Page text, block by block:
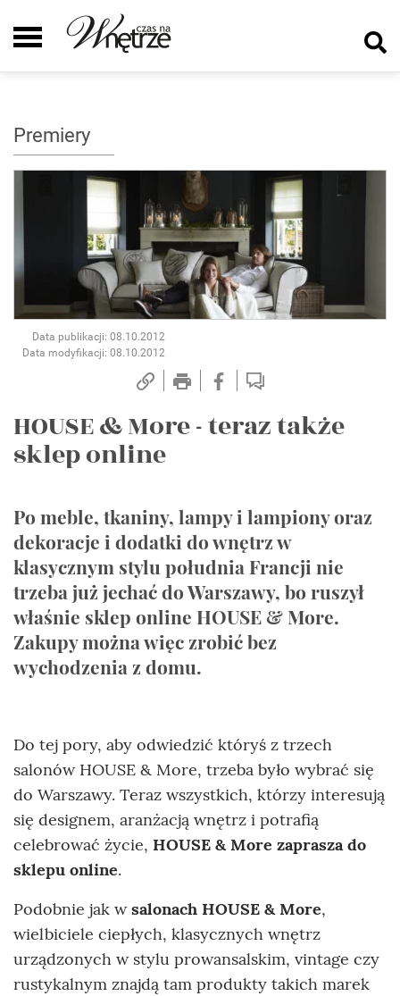
Premiery
Data publikacji: 08.10.2012
Data modyfikacji: 08.10.2012
HOUSE & More - teraz także
sklep online
Po meble, tkaniny, lampy i lampiony oraz
dekoracje i dodatki do wnętrz w
klasycznym stylu południa Francji nie
trzeba już jechać do Warszawy, bo ruszył
właśnie sklep online HOUSE & More.
Zakupy można więc zrobić bez
wychodzenia z domu.
Do tej pory, aby odwiedzić któryś z trzech
salonów HOUSE & More, trzeba było wybrać się
do Warszawy. Teraz wszystkich, którzy interesują
się designem, aranżacją wnętrz i potrafią
celebrować życie, HOUSE & More zaprasza do
sklepu online.
Podobnie jak wsalonach HOUSE & More,
wielbiciele ciepłych, klasycznych wnętrz
urządzonych w stylu prowansalskim, vintage czy
rustykalnym znajdą tam produkty takich marek